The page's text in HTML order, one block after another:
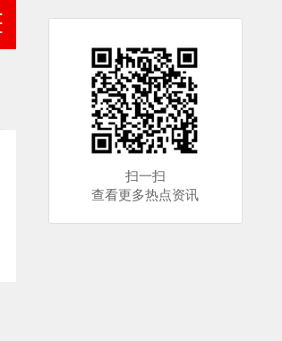
扫一扫
查看更多热点资讯